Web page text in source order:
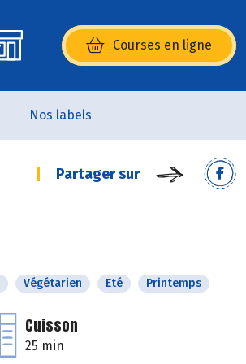
Courses en ligne
(s’ouvre dans une nouvelle
Nos labels
Partager sur
Végétarien Eté Printemps
Cuisson
25 min